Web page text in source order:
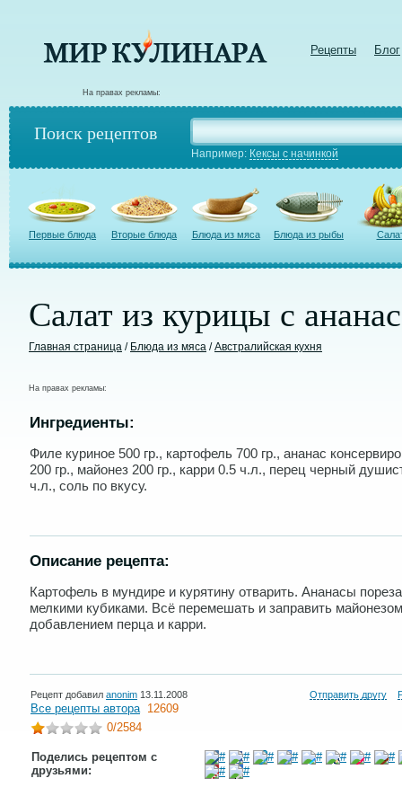
Рецепты Блог
На правах рекламы:
Поиск рецептов
Например: Кексы с начинкой
Первые блюда Вторые блюда Блюда из мяса Блюда из рыбы
Салат из курицы с
Главная страница / Блюда из мяса /Австралийская кухня
На правах рекламы:
Ингредиенты:
Филе куриное 500 гр., картофель 700 гр., ананас
200 гр., майонез 200 гр., карри 0.5 ч.л., перец черный
ч.л., соль по вкусу.
Описание рецепта:
Картофель в мундире и курятину отварить. Ананасы
мелкими кубиками. Всё перемешать и заправить
добавлением перца и карри.
Рецепт добавил anonim 13.11.2008 Отправить другу
Все рецепты автора 12609
0/2584
Поделись рецептом с
друзьями: